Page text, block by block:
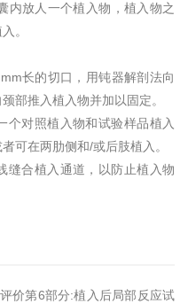
内放人一个植入物，植入物之
。
长的切口，用钝器解剖法向
部推入植入物并加以固定。
个对照植入物和试验样品植入
可在两肋侧和/或后肢植入。
缝合植入通道，以防止植入物
价第6部分:植入后局部反应试